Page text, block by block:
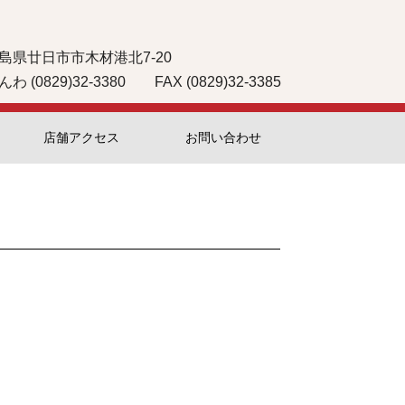
県廿日市市木材港北7-20
わ (0829)32-3380 FAX (0829)32-3385
店舗アクセス お問い合わせ